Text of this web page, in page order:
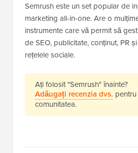
Semrush este un set popular de
marketing all-in-one. Are o
instrumente care vă permit să
de SEO, publicitate, conținut, PR
rețelele sociale.
Ați folosit "Semrush" înainte?
Adăugați recenzia dvs.
comunitatea.